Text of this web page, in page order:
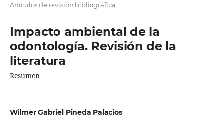
Artículos de revisión bibliográfica
Impacto ambiental de la
odontología. Revisión de la
literatura
Resumen
Wilmer Gabriel Pineda Palacios